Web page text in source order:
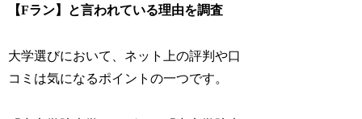
【Fラン】と言われている理由を調査
大学選びにおいて、ネット上の評判や口
コミは気になるポイントの一つです。